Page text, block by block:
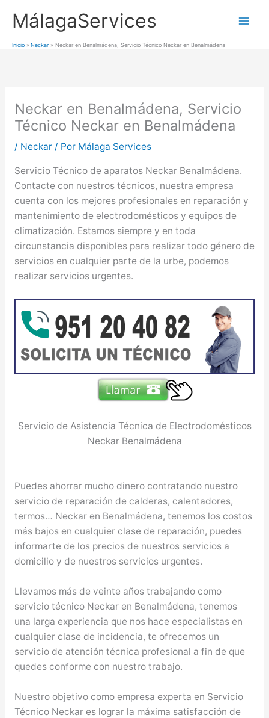
MálagaServices
Inicio Neckar Neckar en Benalmádena, Servicio Técnico Neckar en Benalmádena
Neckar en Benalmádena, Servicio
Técnico Neckar en Benalmádena
/ Neckar/ Por Málaga Services
Servicio Técnico de aparatos Neckar Benalmádena.
Contacte con nuestros técnicos, nuestra empresa
cuenta con los mejores profesionales en reparación y
mantenimiento de electrodomésticos y equipos de
climatización. Estamos siempre y en toda
circunstancia disponibles para realizar todo género de
servicios en cualquier parte de la urbe, podemos
realizar servicios urgentes.
Servicio de Asistencia Técnica de Electrodomésticos
Neckar Benalmádena
Puedes ahorrar mucho dinero contratando nuestro
servicio de reparación de calderas, calentadores,
termos… Neckar en Benalmádena, tenemos los costos
más bajos en cualquier clase de reparación, puedes
informarte de los precios de nuestros servicios a
domicilio y de nuestros servicios urgentes.
Llevamos más de veinte años trabajando como
servicio técnico Neckar en Benalmádena, tenemos
una larga experiencia que nos hace especialistas en
cualquier clase de incidencia, te ofrecemos un
servicio de atención técnica profesional a fin de que
quedes conforme con nuestro trabajo.
Nuestro objetivo como empresa experta en Servicio
Técnico Neckar es lograr la máxima satisfacción de